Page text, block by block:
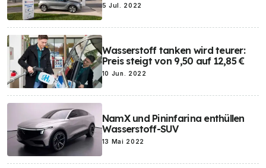
5 Jul. 2022
Wasserstoff tanken wird teurer:
Preis steigt von 9,50 auf 12,85 €
10 Jun. 2022
NamX und Pininfarina enthüllen
Wasserstoff-SUV
13 Mai 2022